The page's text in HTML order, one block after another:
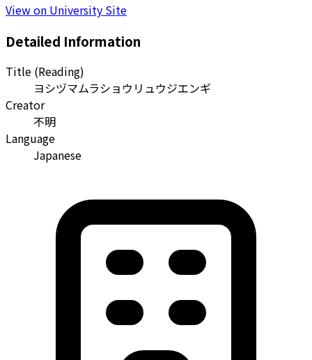
View on University Site
Detailed Information
Title (Reading)
ヨシヅマムラショウリュウジエンギ
Creator
不明
Language
Japanese